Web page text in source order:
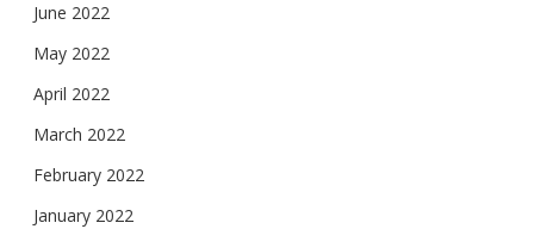
June 2022
May 2022
April 2022
March 2022
February 2022
January 2022